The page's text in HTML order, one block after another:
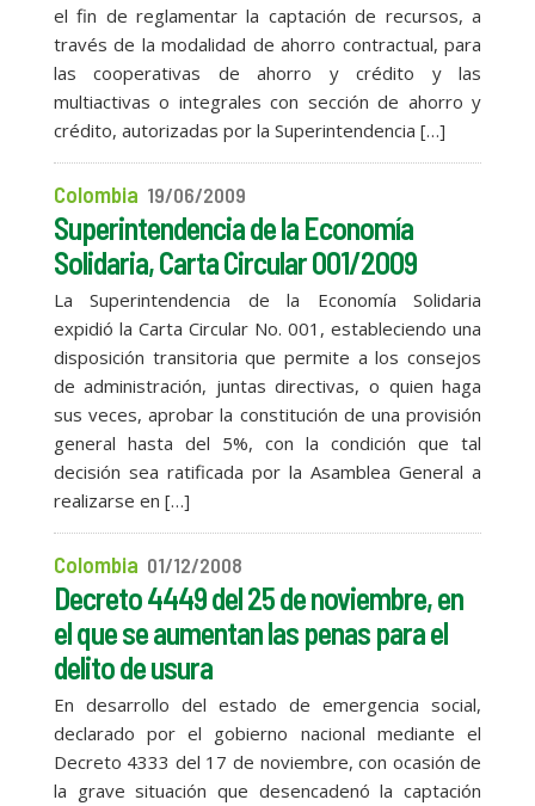
el fin de reglamentar la captación de recursos, a
través de la modalidad de ahorro contractual, para
las cooperativas de ahorro y crédito y las
multiactivas o integrales con sección de ahorro y
crédito, autorizadas por la Superintendencia […]
Colombia 19/06/2009
Superintendencia de la Economía
Solidaria, Carta Circular 001/2009
La Superintendencia de la Economía Solidaria
expidió la Carta Circular No. 001, estableciendo una
disposición transitoria que permite a los consejos
de administración, juntas directivas, o quien haga
sus veces, aprobar la constitución de una provisión
general hasta del 5%, con la condición que tal
decisión sea ratificada por la Asamblea General a
realizarse en […]
Colombia 01/12/2008
Decreto 4449 del 25 de noviembre, en
el que se aumentan las penas para el
delito de usura
En desarrollo del estado de emergencia social,
declarado por el gobierno nacional mediante el
Decreto 4333 del 17 de noviembre, con ocasión de
la grave situación que desencadenó la captación